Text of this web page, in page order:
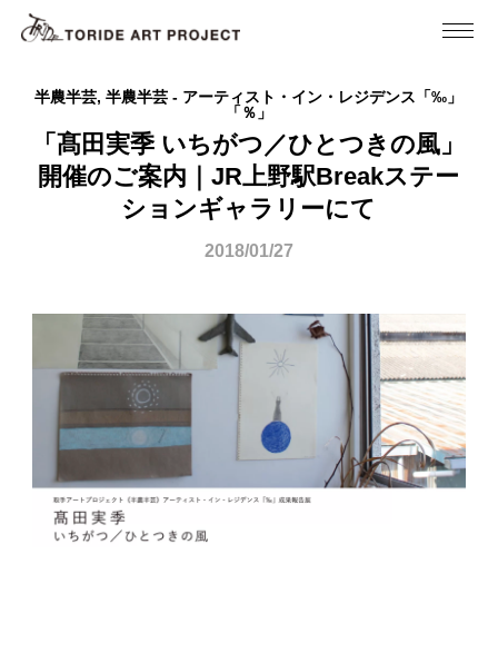
半農半芸, 半農半芸 - アーティスト・イン・レジデンス「‰」
「％」
「髙田実季 いちがつ／ひとつきの風」
開催のご案内｜JR上野駅Breakステー
ションギャラリーにて
2018/01/27